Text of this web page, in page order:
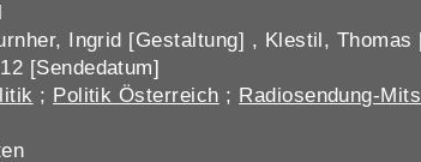
Ingrid [Gestaltung] , Klestil, Thomas
[Sendedatum]
; Politik Österreich ; Radiosendung-